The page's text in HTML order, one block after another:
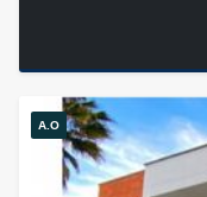
A.O